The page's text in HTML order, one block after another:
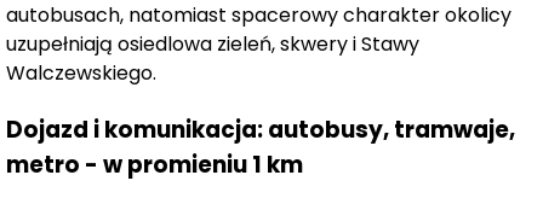
pomieszczeń,
duże przeszkleniaoraz praktyczne
balkony i tarasyzapewniają codzienny komfort
użytkowania.
Położenie inwestycji sprzyja także decyzjom ozakupie
mieszkań w celach inwestycyjnych.
autobusach, natomiast spacerowy charakter okolicy
uzupełniają osiedlowa zieleń, skwery i Stawy
Walczewskiego.
Dojazd i komunikacja: autobusy, tramwaje,
metro - w promieniu 1 km